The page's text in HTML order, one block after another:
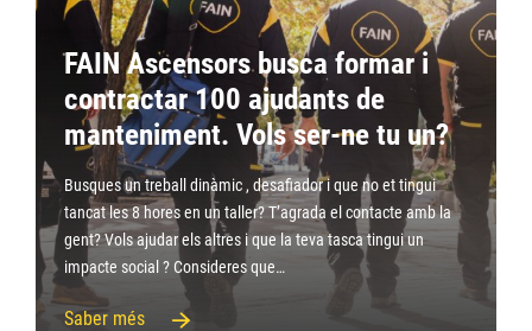
FAIN Ascensors busca formar i
contractar 100 ajudants de
manteniment. Vols ser-ne tu un?
Busques un treball dinàmic , desafiador i que no et tingui
tancat les 8 hores en un taller? T’agrada el contacte amb la
gent? Vols ajudar els altres i que la teva tasca tingui un
impacte social ? Consideres que…
Saber més